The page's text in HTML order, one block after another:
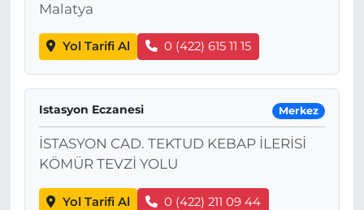
Malatya
Yol Tarifi Al 0 (422) 615 11 15
Istasyon Eczanesi Merkez
İSTASYON CAD. TEKTUD KEBAP İLERİSİ
KÖMÜR TEVZİ YOLU
Yol Tarifi Al 0 (422) 211 09 44